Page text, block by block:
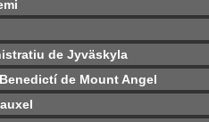
de Jyväskyla
de Mount Angel